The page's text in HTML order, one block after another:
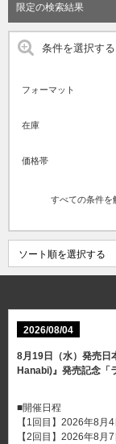
限定の検索結果
条件を選択する
フォーマット
在庫
価格帯
すべての条件を
2026/08/04
8月19日（水）発売日
Hanabi)』発売記念「
■開催日程
【1回目】2026年8月
【2回目】2026年8月